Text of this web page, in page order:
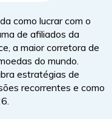
como lucrar com o
de afiliados da
a maior corretora de
do mundo.
estratégias de
recorrentes e como